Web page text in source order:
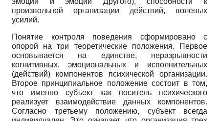
произвольной организации действий, волевых
усилий.
Понятие контроля поведения сформировано с
опорой на три теоретические положения. Первое
основывается на единстве, неразрывности
когнитивных, эмоциональных и исполнительных
(действий) компонентов психической организации.
Второе принципиальное положение состоит в том,
что именно субъект как носитель психического
реализует взаимодействие данных компонентов.
Согласно третьему положению, субъект всегда